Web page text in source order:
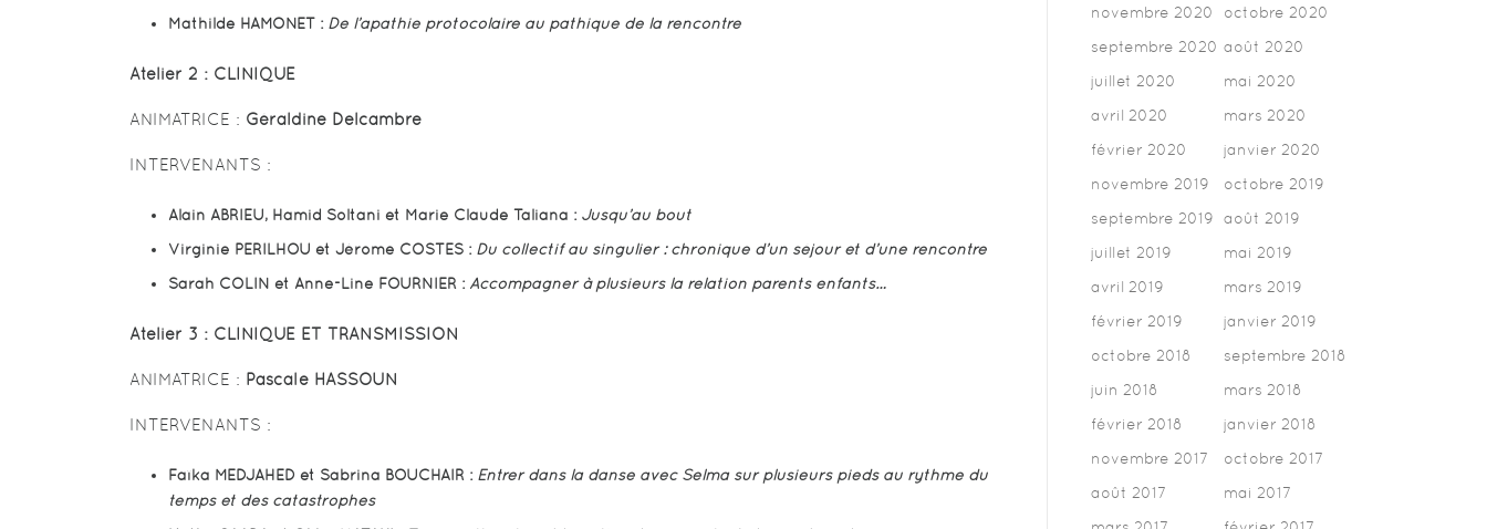
Mathilde HAMONET : De l’apathie protocolaire au pathique de la rencontre
Atelier 2 : CLINIQUE
ANIMATRICE : Géraldine Delcambre
INTERVENANTS :
Alain ABRIEU, Hamid Soltani et Marie Claude Taliana : Jusqu’au bout
Virginie PERILHOU et Jérome COSTES : Du collectif au singulier : chronique d’un séjour et d’une rencontre
Sarah COLIN et Anne-Line FOURNIER : Accompagner à plusieurs la relation parents enfants…
Atelier 3 : CLINIQUE ET TRANSMISSION
ANIMATRICE : Pascale HASSOUN
INTERVENANTS :
Faïka MEDJAHED et Sabrina BOUCHAIR : Entrer dans la danse avec Selma sur plusieurs pieds au rythme du
temps et des catastrophes
novembre 2020
octobre 2020
septembre 2020 août 2020
juillet 2020
mai 2020
avril 2020
mars 2020
février 2020
janvier 2020
novembre 2019
octobre 2019
septembre 2019
août 2019
juillet 2019
mai 2019
avril 2019
mars 2019
février 2019
janvier 2019
octobre 2018
septembre 2018
juin 2018
mars 2018
février 2018
janvier 2018
novembre 2017
octobre 2017
août 2017
mai 2017